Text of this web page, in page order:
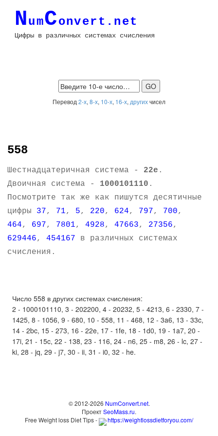
NumConvert.net
Цифры в различных системах счисления
Перевод 2-х, 8-х, 10-х, 16-х, другихчисел
558
Шестнадцатеричная система - 22e .
Двоичная система - 1000101110 .
Посмотрите так же как пишутся десятичные
цифры 37, 71, 5, 220, 624, 797, 700,
464, 697, 7801, 4928, 47663, 27356,
629446, 454167 в различных системах
счисления.
Число 558 в других системах счисления:
2 - 1000101110, 3 - 202200, 4 - 20232, 5 - 4213, 6 - 2330, 7 -
1425, 8 - 1056, 9 - 680, 10 - 558, 11 - 468, 12 - 3a6, 13 - 33c,
14 - 2bc, 15 - 273, 16 - 22e, 17 - 1fe, 18 - 1d0, 19 - 1a7, 20 -
17i, 21 - 15c, 22 - 138, 23 - 116, 24 - n6, 25 - m8, 26 - lc, 27 -
ki, 28 - jq, 29 - j7, 30 - ii, 31 - i0, 32 - he.
© 2012-2026 NumConvert.net.
ПроектSeoMass.ru.
Free Weight loss Diet Tips -
https://weightlossdietforyou.com/